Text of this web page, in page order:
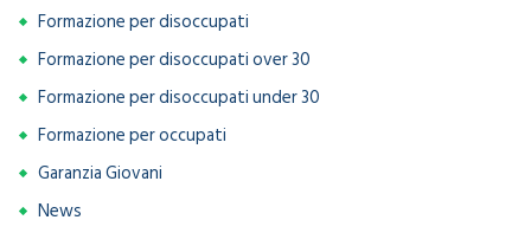
Formazione per disoccupati
Formazione per disoccupati over 30
Formazione per disoccupati under 30
Formazione per occupati
Garanzia Giovani
News